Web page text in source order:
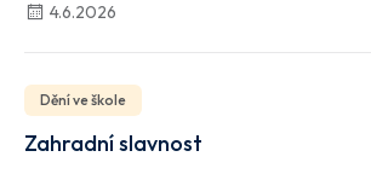
4.6.2026
Dění ve škole
Zahradní slavnost